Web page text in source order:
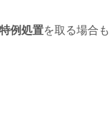
特例処置を取る場合も